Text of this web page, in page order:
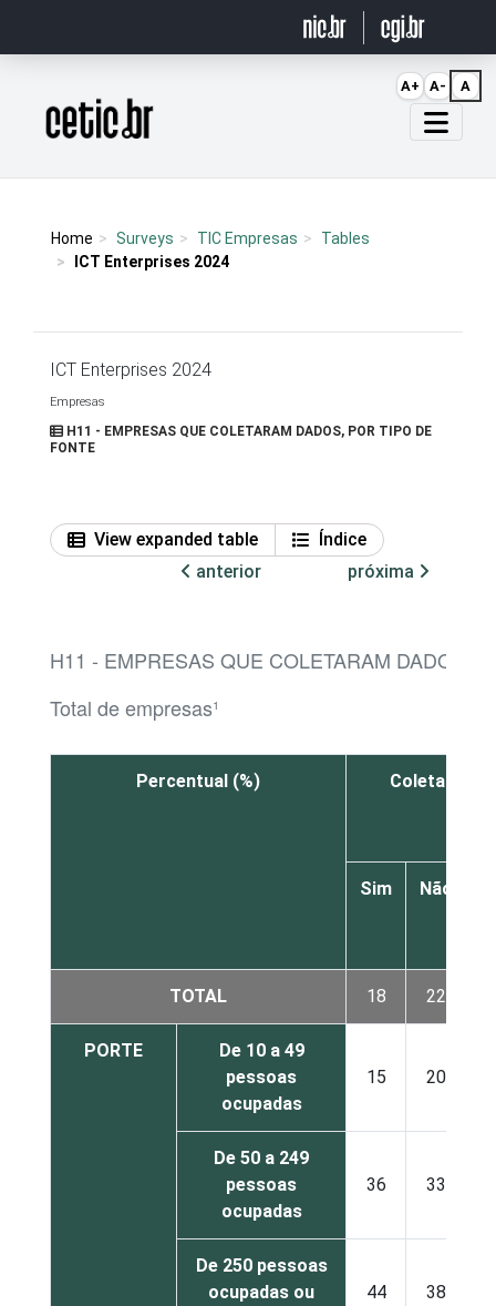
Página inicial
Home Surveys TIC Empresas
Tables
ICT Enterprises 2024
ICT Enterprises 2024
Empresas
H11 - EMPRESAS QUE COLETARAM DADOS, POR TIPO DE
FONTE
View expanded table
Índice
anterior
próxima
H11 - EMPRESAS QUE COLETARAM DADOS,
Total de empresas¹
Percentual (%)
Coletados
Sim Não
TOTAL 18 22
PORTE
De 10 a 49
pessoas
ocupadas
15 20
De 50 a 249
pessoas
ocupadas
36 33
De 250 pessoas
ocupadas ou
44 38
A+ A- A